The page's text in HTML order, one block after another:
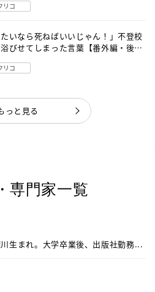
リコ
たいなら死ねばいいじゃん！」不登校
びせてしまった言葉【番外編・後
リコ
っと見る
専門家一覧
生まれ。大学卒業後、出版社勤務...